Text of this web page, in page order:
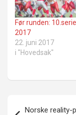
Før runden:
2017
22. juni 2017
i "Hovedsak"
Norske reality-